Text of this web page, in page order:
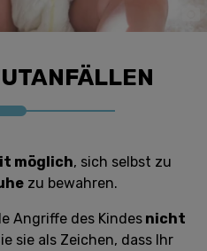
möglich, sich selbst zu
zu bewahren.
Angriffe des Kindes nicht
sie als Zeichen, dass Ihr